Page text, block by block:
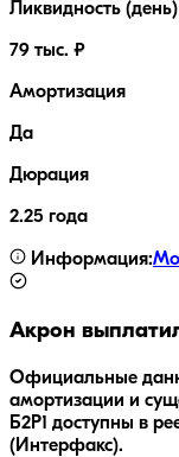
Ликвидность (день)
79 тыс. ₽
Амортизация
Да
Дюрация
2.25 года
Информация:
Акрон
Официальные
амортизации и
Б2P1 доступны в
(Интерфакс).